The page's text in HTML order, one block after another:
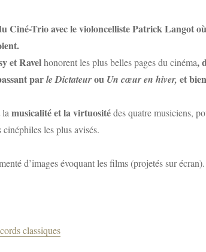
Ciné-Trio avec le violoncelliste Patrick Langotoù
et Ravelhonorent les plus belles pages du cinéma,
parle Dictateurou Un cœur en hiver, et bien
lamusicalité et la virtuositédes quatre musiciens,
les plus avisés.
d’images évoquant les films (projetés sur écran).
classiques